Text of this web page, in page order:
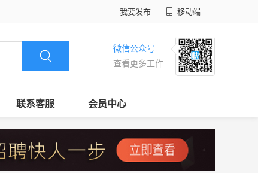
我要发布 移动端
微信公众号
查看更多工作
联系客服 会员中心